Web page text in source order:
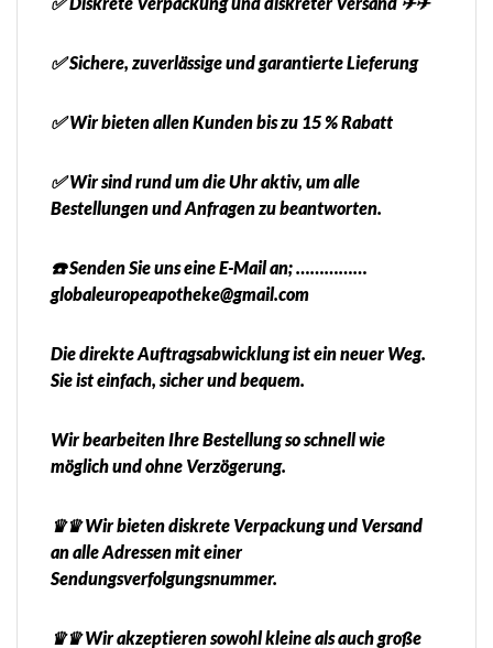
✅ Sichere, zuverlässige und garantierte Lieferung
✅ Wir bieten allen Kunden bis zu 15 % Rabatt
✅ Wir sind rund um die Uhr aktiv, um alle
Bestellungen und Anfragen zu beantworten.
☎️ Senden Sie uns eine E-Mail an; ……………
globaleuropeapotheke@gmail.com
Die direkte Auftragsabwicklung ist ein neuer Weg.
Sie ist einfach, sicher und bequem.
Wir bearbeiten Ihre Bestellung so schnell wie
möglich und ohne Verzögerung.
♛♛ Wir bieten diskrete Verpackung und Versand
an alle Adressen mit einer
Sendungsverfolgungsnummer.
♛♛ Wir akzeptieren sowohl kleine als auch große